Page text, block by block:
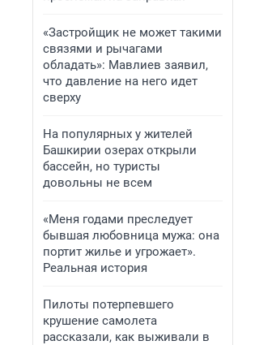
«Застройщик не может такими
связями и рычагами
обладать»: Мавлиев заявил,
что давление на него идет
сверху
На популярных у жителей
Башкирии озерах открыли
бассейн, но туристы
довольны не всем
«Меня годами преследует
бывшая любовница мужа: она
портит жилье и угрожает».
Реальная история
Пилоты потерпевшего
крушение самолета
рассказали, как выживали в